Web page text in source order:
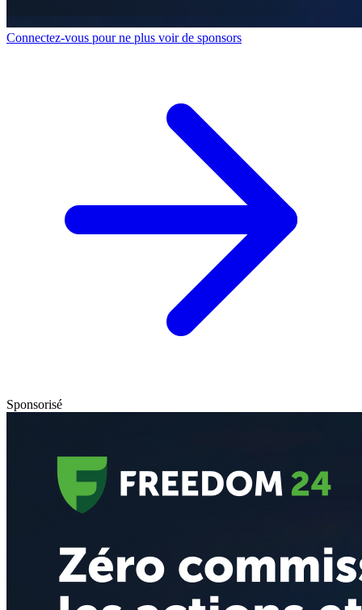
Connectez-vous pour ne plus voir de sponsors
Sponsorisé